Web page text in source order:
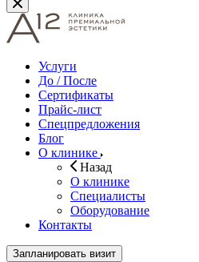
Услуги
До / После
Сертификаты
Прайс-лист
Спецпредложения
Блог
О клинике
Назад
О клинике
Специалисты
Оборудование
Контакты
Запланировать визит